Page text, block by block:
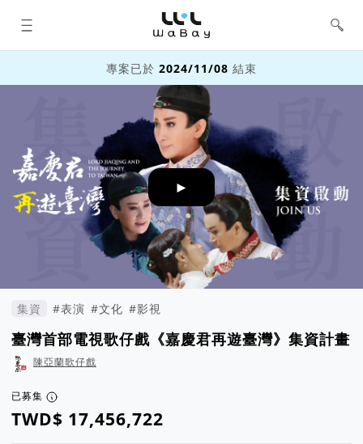
WaBay 挖貝 | 台灣最值得信賴的群眾
集資 / 群眾募資平台
專案已於2024/11/08 結束
►
集資 #表演 #文化 #影視
臺灣首部電視歌仔戲《嘉慶君再遊臺灣》集資計畫
陳亞蘭歌仔戲
已募集